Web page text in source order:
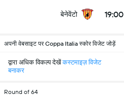
बेनेवेंटो 19:00
अपनी वेबसाइट पर Coppa Italia स्कोर विजेट जोड़ें
द्वारा अधिक विकल्प देखेंकस्टमाइज़ विजेट
बनाकर
Round of 64